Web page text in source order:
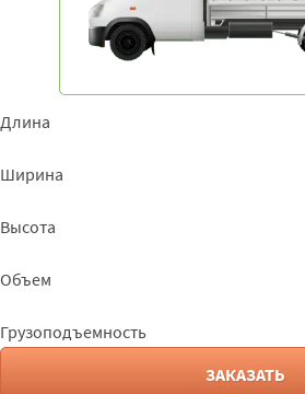
Длина
Ширина
Высота
Объем
Грузоподъемность
ЗАКАЗАТЬ